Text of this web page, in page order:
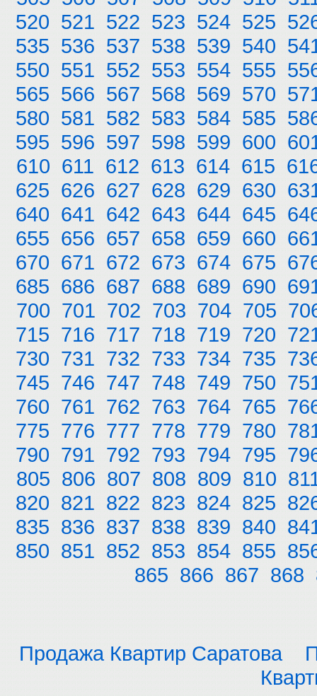
520 521 522 523 524 525
535 536 537 538 539 540
550 551 552 553 554 555
565 566 567 568 569 570
580 581 582 583 584 585
595 596 597 598 599 600
610 611 612 613 614 615
625 626 627 628 629 630
640 641 642 643 644 645
655 656 657 658 659 660
670 671 672 673 674 675
685 686 687 688 689 690
700 701 702 703 704 705
715 716 717 718 719 720
730 731 732 733 734 735
745 746 747 748 749 750
760 761 762 763 764 765
775 776 777 778 779 780
790 791 792 793 794 795
805 806 807 808 809 810
820 821 822 823 824 825
835 836 837 838 839 840
850 851 852 853 854 855
865 866 867 868
Продажа Квартир Саратова